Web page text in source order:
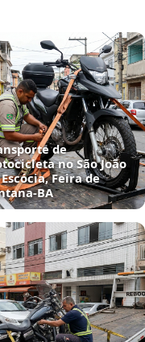
de
no São João
Feira de